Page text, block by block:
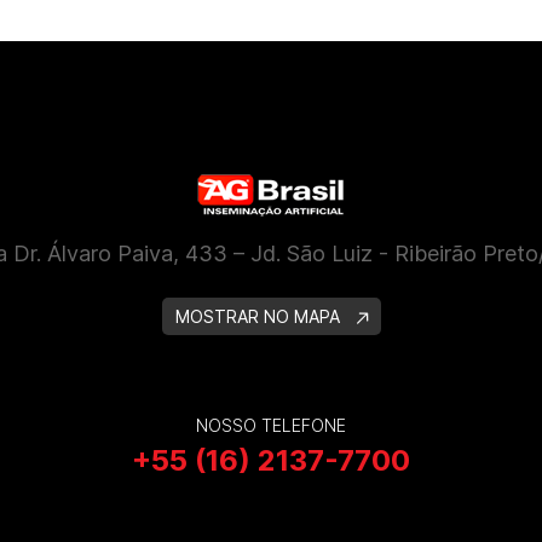
Dr. Álvaro Paiva, 433 – Jd. São Luiz - Ribeirão
MOSTRAR NO MAPA
NOSSO TELEFONE
+55 (16) 2137-7700